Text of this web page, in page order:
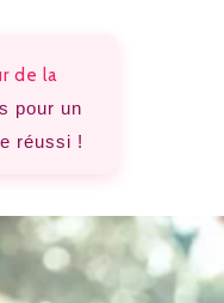
de la
pour un
réussi !